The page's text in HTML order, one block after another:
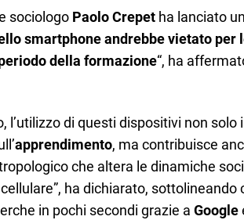
sociologo Paolo Crepet ha lanciato
smartphone andrebbe vietato per
della formazione“, ha
l’utilizzo di questi dispositivi non solo
apprendimento, ma contribuisce
che altera le dinamiche
ha dichiarato, sottolineando
in pochi secondi grazie a Google